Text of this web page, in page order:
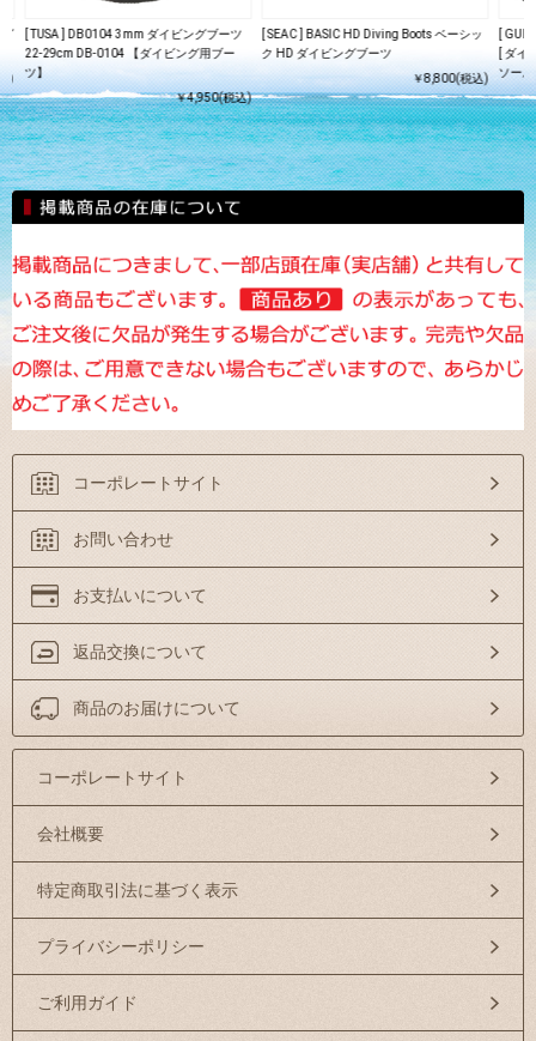
グ
)
[ TUSA ] DB0104 3mm ダイビングブーツ
22-29cm DB-0104 【ダイビング用ブー
ツ】
￥4,950(税込)
[ SEAC ] BASIC HD Diving Boots ベーシッ
ク HD ダイビングブーツ
￥8,800(税込)
[
[ ダ
ソー
コーポレートサイト
お問い合わせ
お支払いについて
返品交換について
商品のお届けについて
コーポレートサイト
会社概要
特定商取引法に基づく表示
プライバシーポリシー
ご利用ガイド